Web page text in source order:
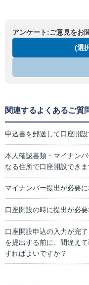
アンケート:ご意見をお
(選
関連するよくあるご質
申込書を郵送して口座開
本人確認書類・マイナン
なる住所で口座開設できま
マイナンバー提出が必要
口座開設の時に提出が必
口座開設申込の入力が完
を提出する前に、間違え
すればよいですか？